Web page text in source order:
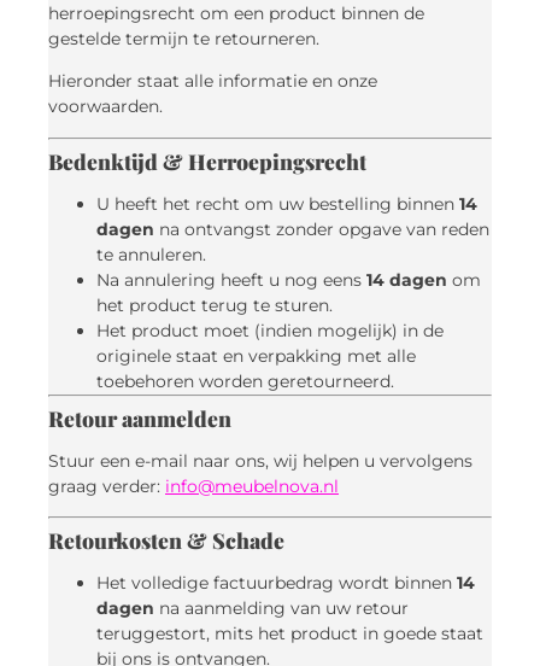
herroepingsrecht om een product binnen de
gestelde termijn te retourneren.
Hieronder staat alle informatie en onze
voorwaarden.
Bedenktijd & Herroepingsrecht
U heeft het recht om uw bestelling binnen 14
dagen na ontvangst zonder opgave van reden
te annuleren.
Na annulering heeft u nog eens 14 dagen om
het product terug te sturen.
Het product moet (indien mogelijk) in de
originele staat en verpakking met alle
toebehoren worden geretourneerd.
Retour aanmelden
Stuur een e-mail naar ons, wij helpen u vervolgens
graag verder: info@meubelnova.nl
Retourkosten & Schade
Het volledige factuurbedrag wordt binnen 14
dagen na aanmelding van uw retour
teruggestort, mits het product in goede staat
bij ons is ontvangen.